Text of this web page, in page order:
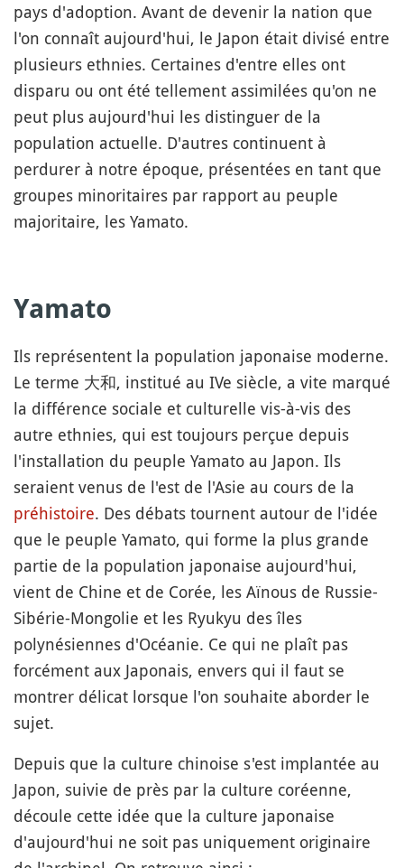
pays d'adoption. Avant de devenir la nation que
l'on connaît aujourd'hui, le Japon était divisé entre
plusieurs ethnies. Certaines d'entre elles ont
disparu ou ont été tellement assimilées qu'on ne
peut plus aujourd'hui les distinguer de la
population actuelle. D'autres continuent à
perdurer à notre époque, présentées en tant que
groupes minoritaires par rapport au peuple
majoritaire, les Yamato.
Yamato
Ils représentent la population japonaise moderne.
Le terme 大和, institué au IVe siècle, a vite marqué
la différence sociale et culturelle vis-à-vis des
autre ethnies, qui est toujours perçue depuis
l'installation du peuple Yamato au Japon. Ils
seraient venus de l'est de l'Asie au cours de la
préhistoire. Des débats tournent autour de l'idée
que le peuple Yamato, qui forme la plus grande
partie de la population japonaise aujourd'hui,
vient de Chine et de Corée, les Aïnous de Russie-
Sibérie-Mongolie et les Ryukyu des îles
polynésiennes d'Océanie. Ce qui ne plaît pas
forcément aux Japonais, envers qui il faut se
montrer délicat lorsque l'on souhaite aborder le
sujet.
Depuis que la culture chinoise s'est implantée au
Japon, suivie de près par la culture coréenne,
découle cette idée que la culture japonaise
d'aujourd'hui ne soit pas uniquement originaire